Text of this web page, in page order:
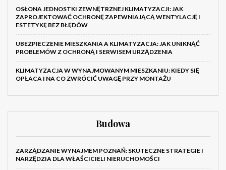
OSŁONA JEDNOSTKI ZEWNĘTRZNEJ KLIMATYZACJI: JAK
ZAPROJEKTOWAĆ OCHRONĘ ZAPEWNIAJĄCĄ WENTYLACJĘ I
ESTETYKĘ BEZ BŁĘDÓW
UBEZPIECZENIE MIESZKANIA A KLIMATYZACJA: JAK UNIKNĄĆ
PROBLEMÓW Z OCHRONĄ I SERWISEM URZĄDZENIA
KLIMATYZACJA W WYNAJMOWANYM MIESZKANIU: KIEDY SIĘ
OPŁACA I NA CO ZWRÓCIĆ UWAGĘ PRZY MONTAŻU
Budowa
ZARZĄDZANIE WYNAJMEM POZNAŃ: SKUTECZNE STRATEGIE I
NARZĘDZIA DLA WŁAŚCICIELI NIERUCHOMOŚCI